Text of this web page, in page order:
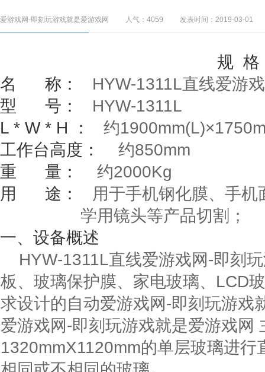
爱游戏网-即刻玩游戏就是爱游戏网 人气：4059 发表时间：2019-03-01
规 格
名
称： HYW-1311L直线爱游
型
号：
HYW-1311L
L * W * H
： 约1900mm(L)×
工作台高度：
约850mm
重
量： 约2000Kg
用
途：
用于手机钢化膜、手机
学用镜头等产品切割；
一、 设备概述
HYW-1311L直线爱游戏网-即刻
板、玻璃保护膜、家电玻璃、LCD
求设计的自动爱游戏网-即刻玩游戏
爱游戏网-即刻玩游戏就是爱游戏网
1320mmX1120mm的单层玻璃进行